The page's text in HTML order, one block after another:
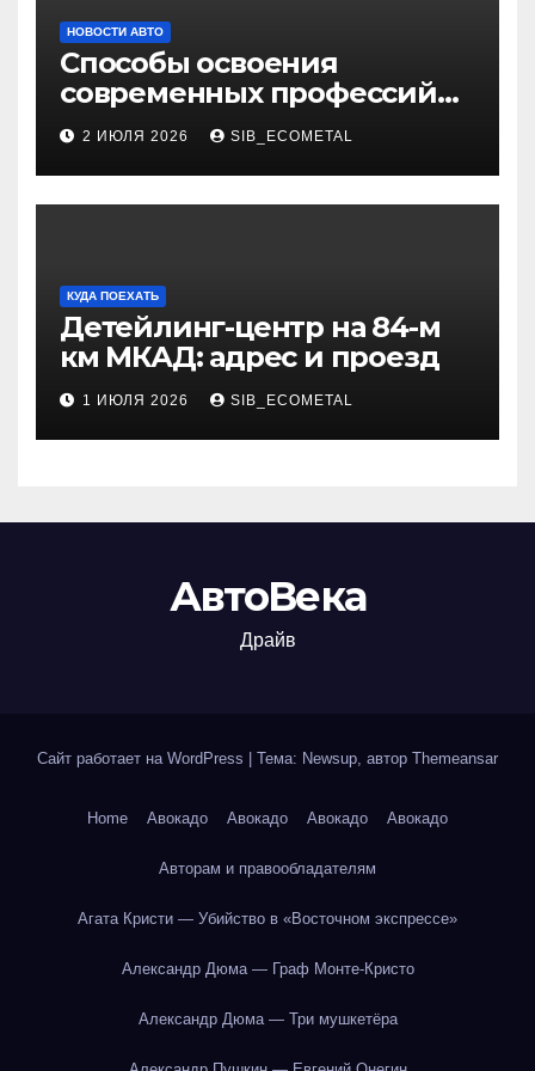
НОВОСТИ АВТО
Способы освоения
современных профессий
через онлайн-курсы
2 ИЮЛЯ 2026 SIB_ECOMETAL
КУДА ПОЕХАТЬ
Детейлинг-центр на 84-м
км МКАД: адрес и проезд
1 ИЮЛЯ 2026 SIB_ECOMETAL
АвтоВека
Драйв
Сайт работает на WordPress Тема: Newsup, автор Themeansar
Home Авокадо Авокадо Авокадо Авокадо
Авторам и правообладателям
Агата Кристи — Убийство в «Восточном экспрессе»
Александр Дюма — Граф Монте-Кристо
Александр Дюма — Три мушкетёра